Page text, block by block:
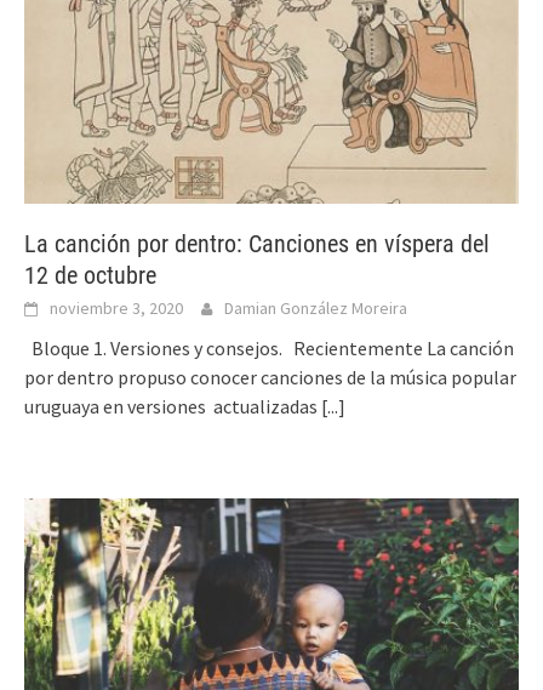
La canción por dentro: Canciones en víspera del
12 de octubre
noviembre 3, 2020 Damian González Moreira
Bloque 1. Versiones y consejos. Recientemente La canción
por dentro propuso conocer canciones de la música popular
uruguaya en versiones actualizadas [...]